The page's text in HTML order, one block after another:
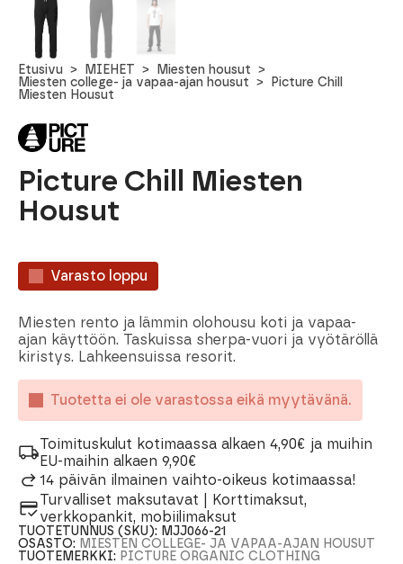
Etusivu MIEHET
Miesten housut
Miesten college- ja vapaa-ajan housut
Picture Chill
Miesten Housut
Picture Chill Miesten
Housut
Varasto loppu
Miesten rento ja lämmin olohousu koti ja vapaa-
ajan käyttöön. Taskuissa sherpa-vuori ja vyötäröllä
kiristys. Lahkeensuissa resorit.
Tuotetta ei ole varastossa eikä myytävänä.
Toimituskulut kotimaassa alkaen 4,90€ ja muihin
EU-maihin alkaen 9,90€
14 päivän ilmainen vaihto-oikeus kotimaassa!
Turvalliset maksutavat | Korttimaksut,
verkkopankit, mobiilimaksut
TUOTETUNNUS (SKU): MJJ066-21
OSASTO: MIESTEN COLLEGE- JA VAPAA-AJAN HOUSUT
TUOTEMERKKI: PICTURE ORGANIC CLOTHING